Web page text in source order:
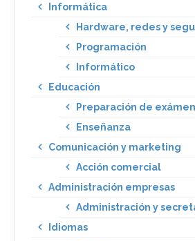
Informática
Hardware, redes y
Programación
Informático
Educación
Preparación de
Enseñanza
Comunicación y marketing
Acción comercial
Administración empresas
Administración y
Idiomas